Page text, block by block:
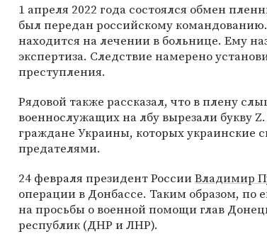
1 апреля 2022 года состоялся обмен
был передан российскому
находится на лечении в больнице. Ему
экспертиза. Следствие намерено
преступления.
Рядовой также рассказал, что в плену
военнослужащих на лбу вырезали букву
граждане Украины, которых украинские
предателями.
24 февраля президент РоссииВладимир
операции в Донбассе. Таким образом, по
на просьбы о военной помощи глав
республик (ДНР и ЛНР).